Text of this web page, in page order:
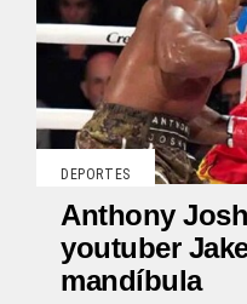
DEPORTES
Anthony
youtuber
mandíbula